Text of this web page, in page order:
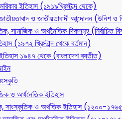
ইতিহাস (১৯১৯খ্রিস্টাব্দ থেকে)
ও জাতীয়তাবাদী আন্দোলন (উনিশ
সামাজিক ও অর্থনৈতিক দিকসমূহ (নির্বাচিত
(১৯৭২ খ্রিস্টাব্দ থেকে বর্তমান)
১৯৪৭ থেকে (বাংলাদেশ ব্যতীত)
ও অর্থনৈতিক ইতিহাস
সাংস্কৃতিক ও অর্থতিক ইতিহাস (১২০০-